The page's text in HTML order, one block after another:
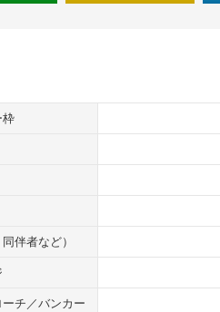
枠
伴者など）
チ／バンカー